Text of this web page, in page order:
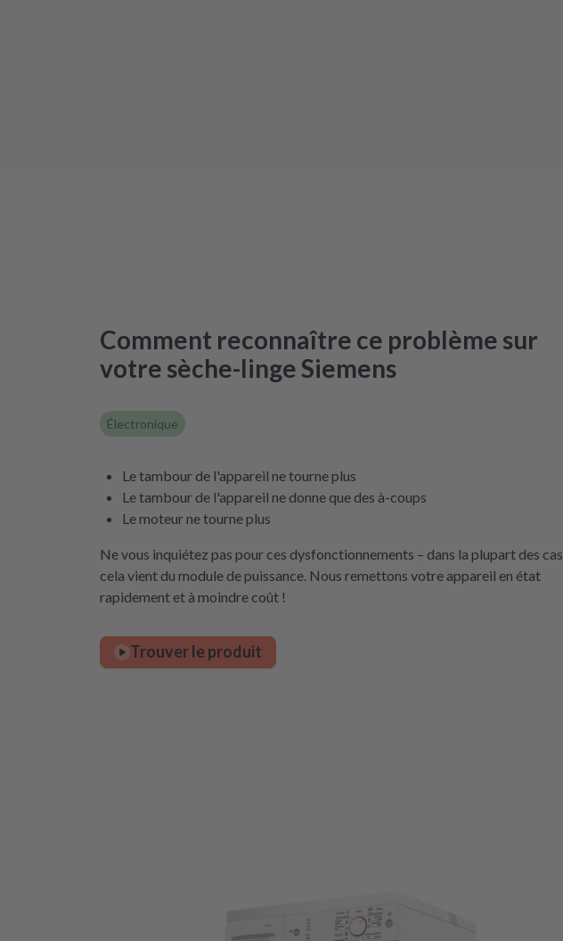
Comment reconnaître ce problème sur
votre sèche-linge Siemens
Électronique
Le tambour de l'appareil ne tourne plus
Le tambour de l'appareil ne donne que des à-coups
Le moteur ne tourne plus
Ne vous inquiétez pas pour ces dysfonctionnements – dans la plupart des cas,
cela vient du module de puissance. Nous remettons votre appareil en état
rapidement et à moindre coût !
Trouver le produit